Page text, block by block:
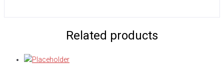
Related products